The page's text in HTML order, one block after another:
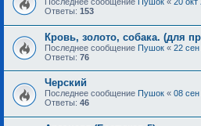
Ответы: 153
Кровь, золото, собака. (для
Последнее сообщение Пушок « 22
Ответы: 76
Черский
Последнее сообщение Пушок « 08
Ответы: 46